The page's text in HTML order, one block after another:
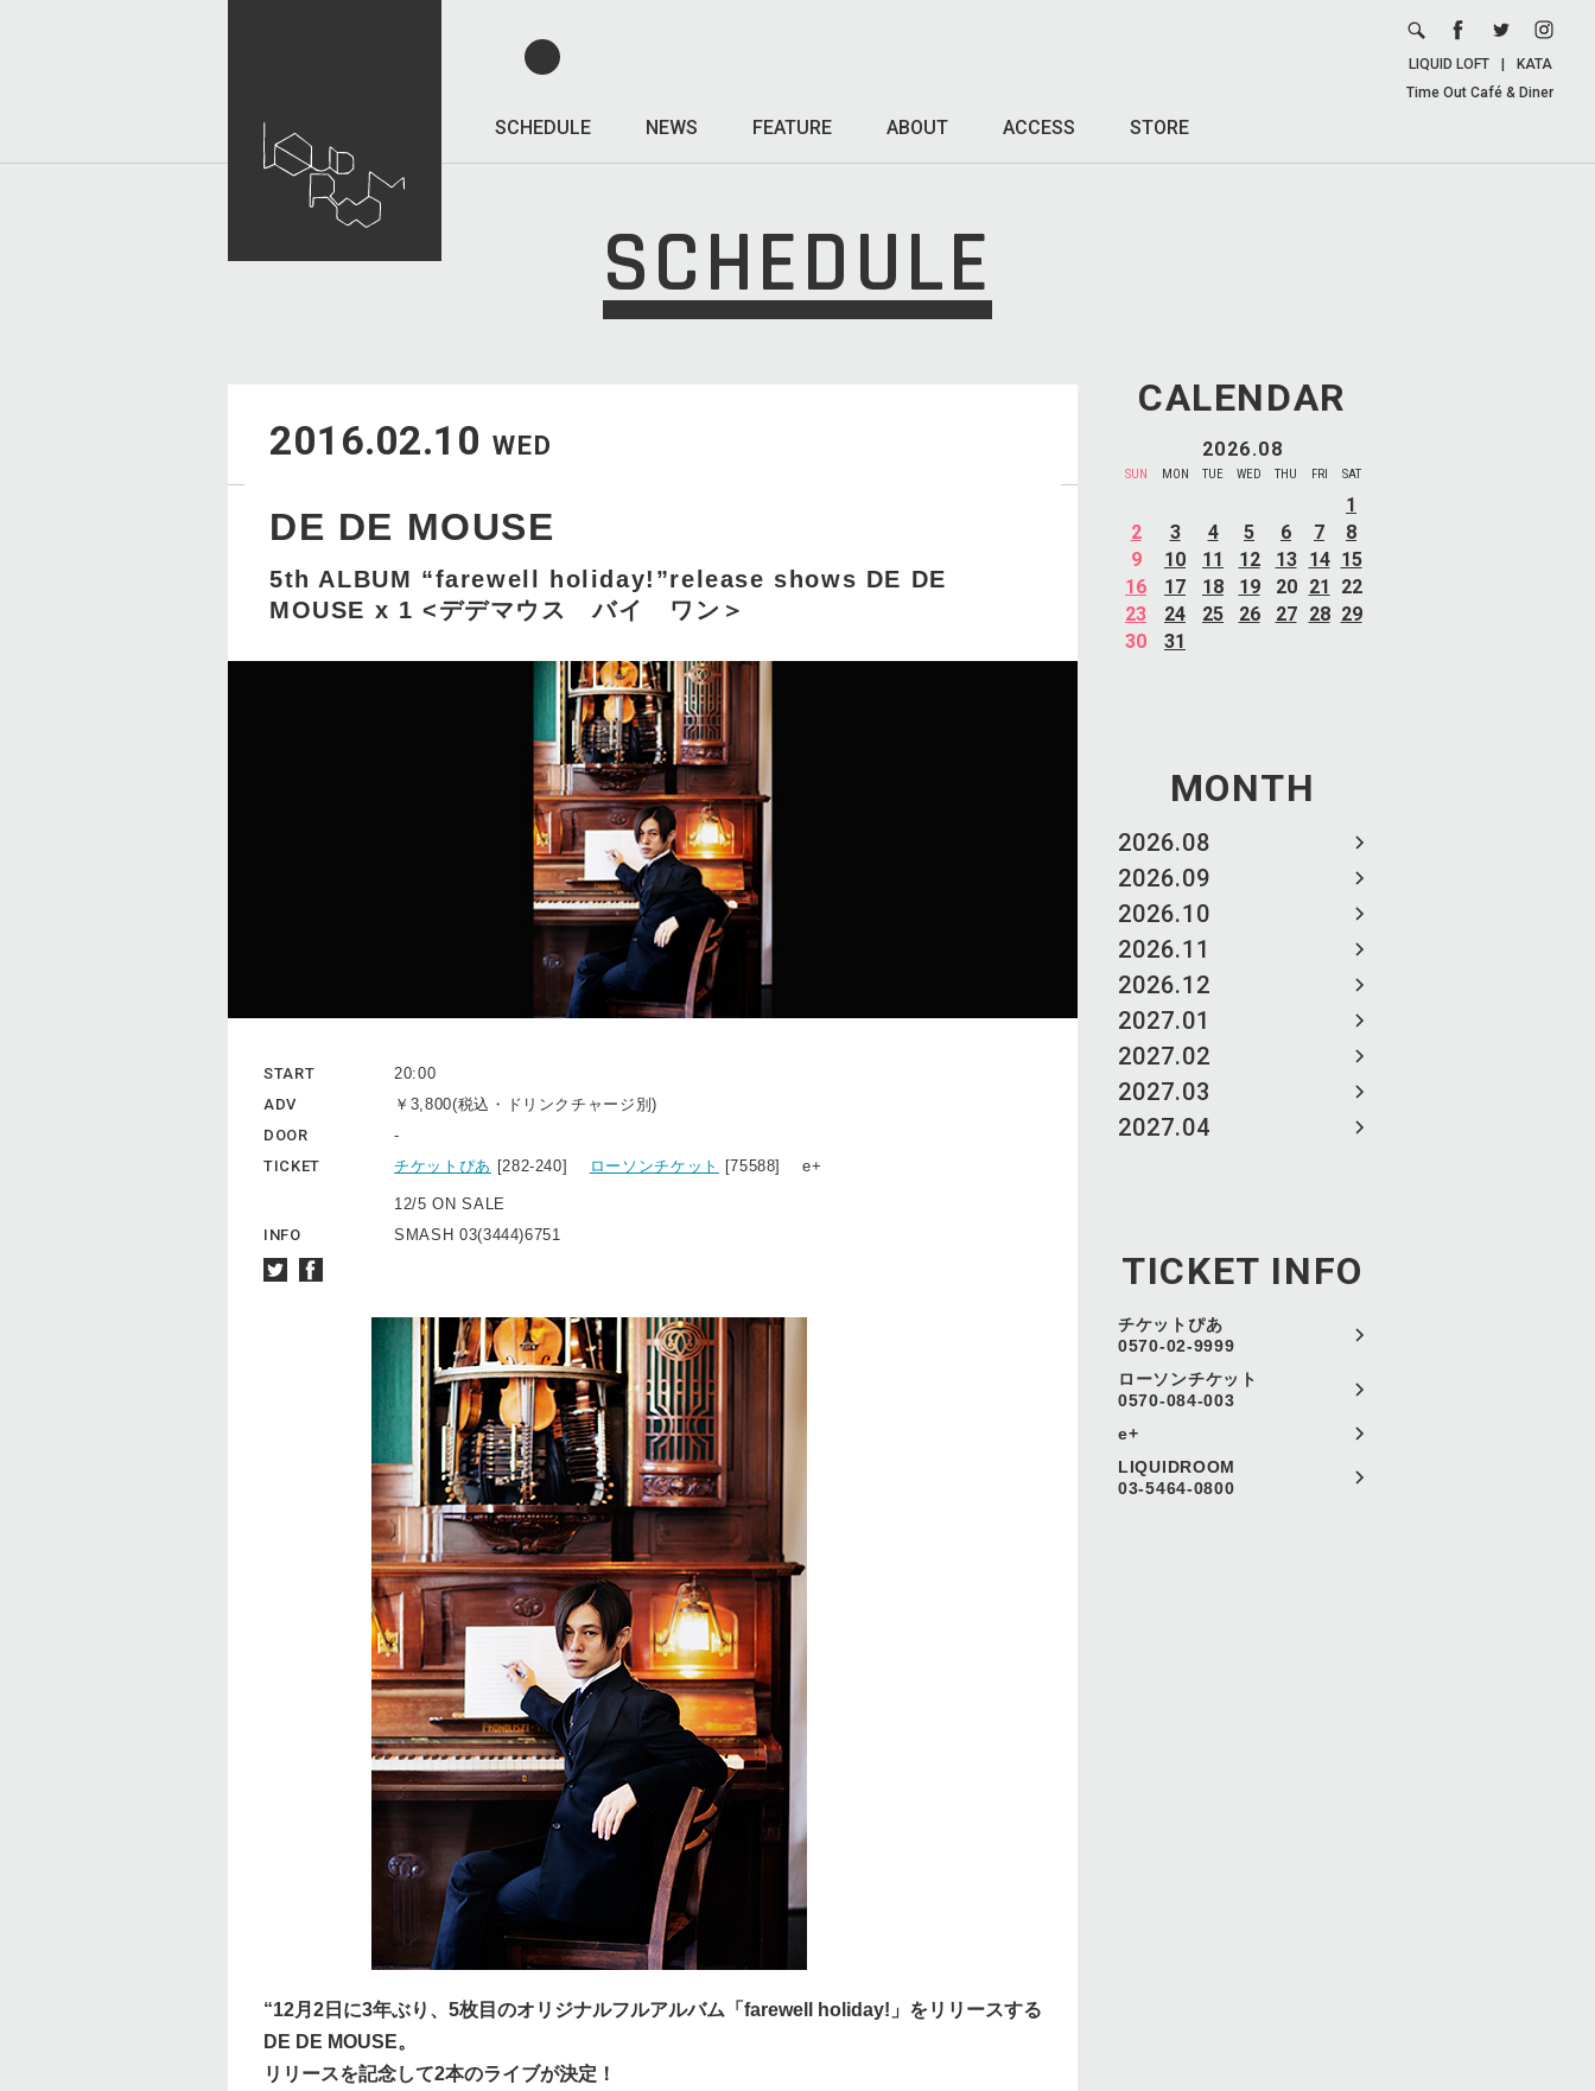
SCHEDULE NEWS FEATURE ABOUT ACCESS STORE
LIQUID LOFT
KATA
Time Out Café & Diner
SCHEDULE
CALENDAR
2026.08
SUN MON TUE WED THU FRI SAT
1
2
3 4 5 6 7
8
9
10 11 12 13 14 15
16
17 18 19 20 21
22
23
24 25 26 27 28 29
30
31
MONTH
2026.08
2026.09
2026.10
2026.11
2026.12
2027.01
2027.02
2027.03
2027.04
TICKET INFO
チケットぴあ
0570-02-9999
ローソンチケット
0570-084-003
e+
LIQUIDROOM
03-5464-0800
2016.02.10 WED
DE DE MOUSE
5th ALBUM “farewell holiday!”release shows DE DE
MOUSE x 1 <デデマウス バイ ワン＞
START
20:00
ADV
￥3,800(税込・ドリンクチャージ別)
DOOR
-
TICKET
チケットぴあ [282-240] ローソンチケット [75588] e+
12/5 ON SALE
INFO
SMASH 03(3444)6751
“12月2日に3年ぶり、5枚目のオリジナルフルアルバム「farewell holiday!」をリリースする
DE DE MOUSE。
リリースを記念して2本のライブが決定！